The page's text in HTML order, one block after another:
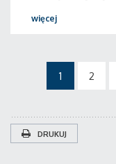
więcej
1 2
DRUKUJ